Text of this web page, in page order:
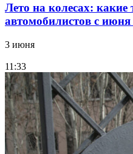
Лето на колесах:
автомобилистов с июня
3 июня
11:33